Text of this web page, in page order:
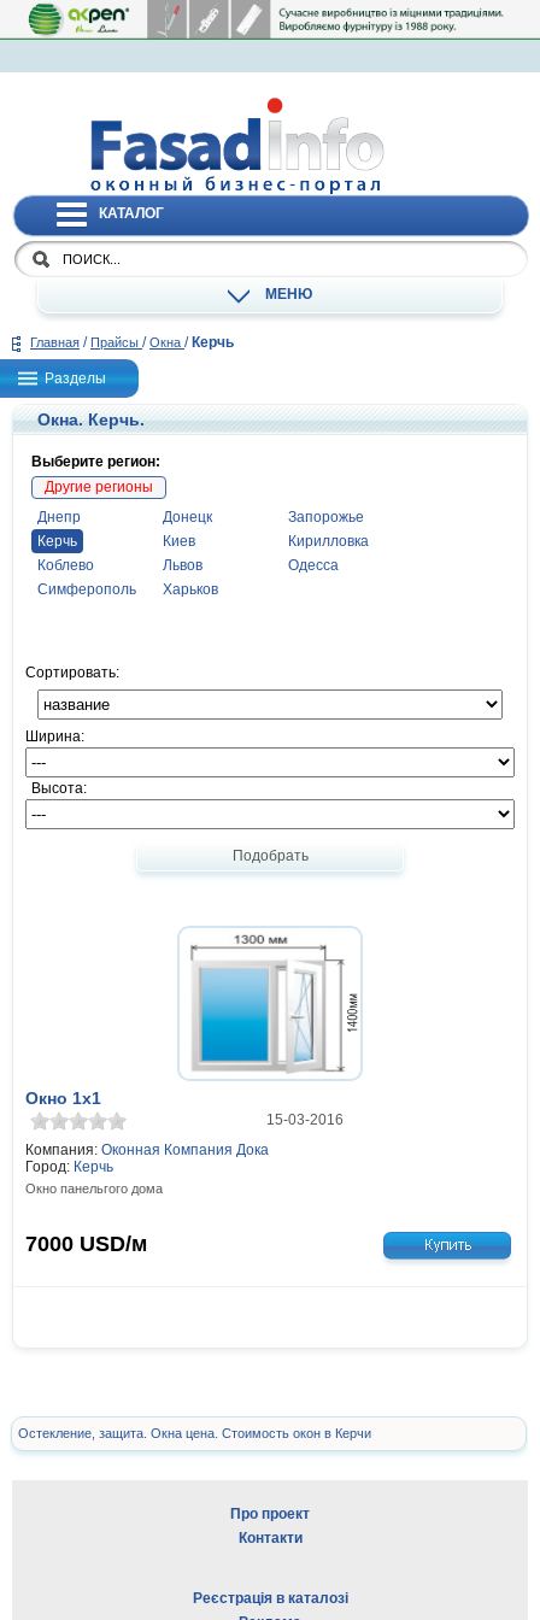
КАТАЛОГ
МЕНЮ
Главная / Прайсы / Окна / Керчь
Разделы
Окна. Керчь.
Выберите регион:
Другие регионы
Днепр
Донецк
Запорожье
Керчь
Киев
Кирилловка
Коблево
Львов
Одесса
Симферополь
Харьков
Сортировать:
Ширина:
Высота:
Подобрать
Окно 1x1
15-03-2016
Компания: Оконная Компания Дока
Город: Керчь
Окно панельгого дома
7000 USD/м
Остекление, защита. Окна цена. Стоимость окон в Керчи
Про проект
Контакти
Реєстрація в каталозі